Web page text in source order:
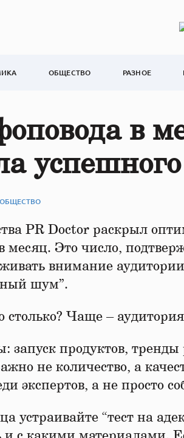
ОБЩЕСТВО РАЗНОЕ
в
ОБЩЕСТВО
PR Doctor раскрыл
месяц. Это число,
внимание
шум”.
Чаще –
запуск продуктов,
не количество, а
экспертов, а не просто
устраивайте “тест на